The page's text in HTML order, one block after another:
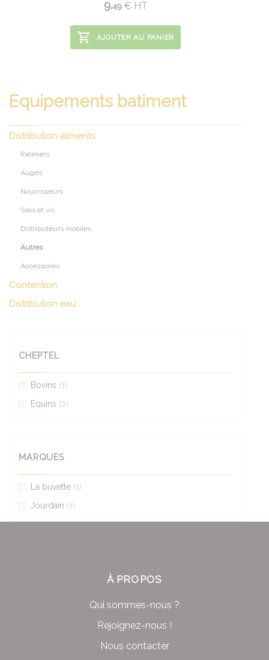
9.49 €HT
AJOUTER AU PANIER
Equipements batiment
Distribution aliments
Rateliers
Auges
Nourrisseurs
Silos et vis
Distributeurs mobiles
Autres
Accessoires
Contention
Distribution eau
CHEPTEL
Bovins (1)
Equins (2)
MARQUES
La buvette (1)
Jourdain (1)
À PROPOS
Qui sommes-nous ?
Rejoignez-nous !
Nous contacter